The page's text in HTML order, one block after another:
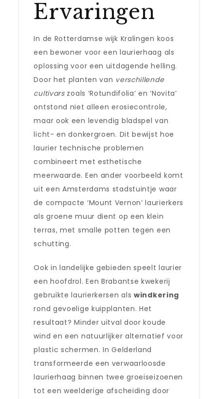
Ervaringen
In de Rotterdamse wijk Kralingen koos
een bewoner voor een laurierhaag als
oplossing voor een uitdagende helling.
Door het planten van verschillende
cultivarszoals ‘Rotundifolia’ en ‘Novita’
ontstond niet alleen erosiecontrole,
maar ook een levendig bladspel van
licht- en donkergroen. Dit bewijst hoe
laurier technische problemen
combineert met esthetische
meerwaarde. Een ander voorbeeld komt
uit een Amsterdams stadstuintje waar
de compacte ‘Mount Vernon’ laurierkers
als groene muur dient op een klein
terras, met smalle potten tegen een
schutting.
Ook in landelijke gebieden speelt laurier
een hoofdrol. Een Brabantse kwekerij
gebruikte laurierkersen alswindkering
rond gevoelige kuipplanten. Het
resultaat? Minder uitval door koude
wind en een natuurlijker alternatief voor
plastic schermen. In Gelderland
transformeerde een verwaarloosde
laurierhaag binnen twee groeiseizoenen
tot een weelderige afscheiding door